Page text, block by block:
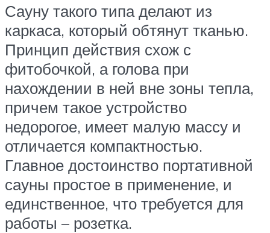
Сауну такого типа делают из
каркаса, который обтянут тканью.
Принцип действия схож с
фитобочкой, а голова при
нахождении в ней вне зоны тепла,
причем такое устройство
недорогое, имеет малую массу и
отличается компактностью.
Главное достоинство портативной
сауны простое в применение, и
единственное, что требуется для
работы – розетка.